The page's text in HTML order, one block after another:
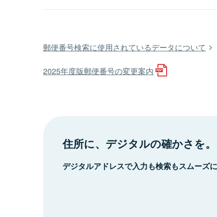
郵便番号検索に使用されているデータについて
2025年度版郵便番号の変更案内
住所に、デジタルの確かさを。
デジタルアドレスで入力も検索もスムーズ